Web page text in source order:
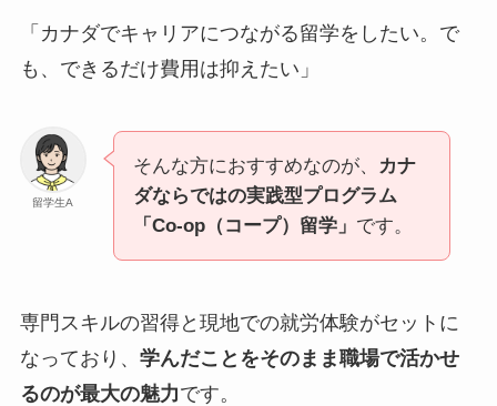
「カナダでキャリアにつながる留学をしたい。で
も、できるだけ費用は抑えたい」
留学生A
そんな方におすすめなのが、
カナ
ダならではの実践型プログラム
「Co-op（コープ）留学」 です。
専門スキルの習得と現地での就労体験がセットに
なっており、 学んだことをそのまま職場で活かせ
るのが最大の魅力です。